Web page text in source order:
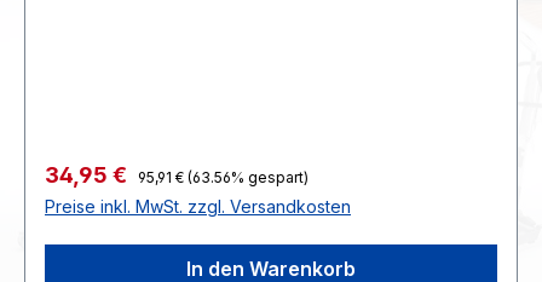
130 kg - Farbe weiß>>>>>>>>KG oder G
:1765407x352x97>>>>Zoll94017900>>>>STK
Verkaufspreis:
34,95 € Regulärer Preis:
95,91 € (63.56% gespart)
Preise inkl. MwSt. zzgl. Versandkosten
In den Warenkorb